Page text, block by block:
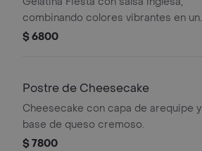
combinando colores vibrantes en un
postre refrescante.
$ 6800
Postre de Cheesecake
Cheesecake con capa de arequipe y
base de queso cremoso.
$ 7800